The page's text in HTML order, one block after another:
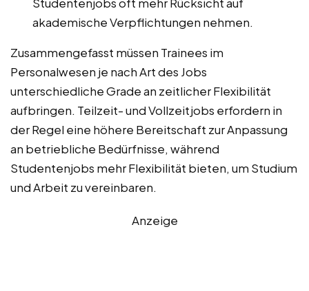
akademische Verpflichtungen nehmen.
Zusammengefasst müssen Trainees im
Personalwesen je nach Art des Jobs
unterschiedliche Grade an zeitlicher Flexibilität
aufbringen. Teilzeit- und Vollzeitjobs erfordern in
der Regel eine höhere Bereitschaft zur Anpassung
an betriebliche Bedürfnisse, während
Studentenjobs mehr Flexibilität bieten, um Studium
und Arbeit zu vereinbaren.
Anzeige